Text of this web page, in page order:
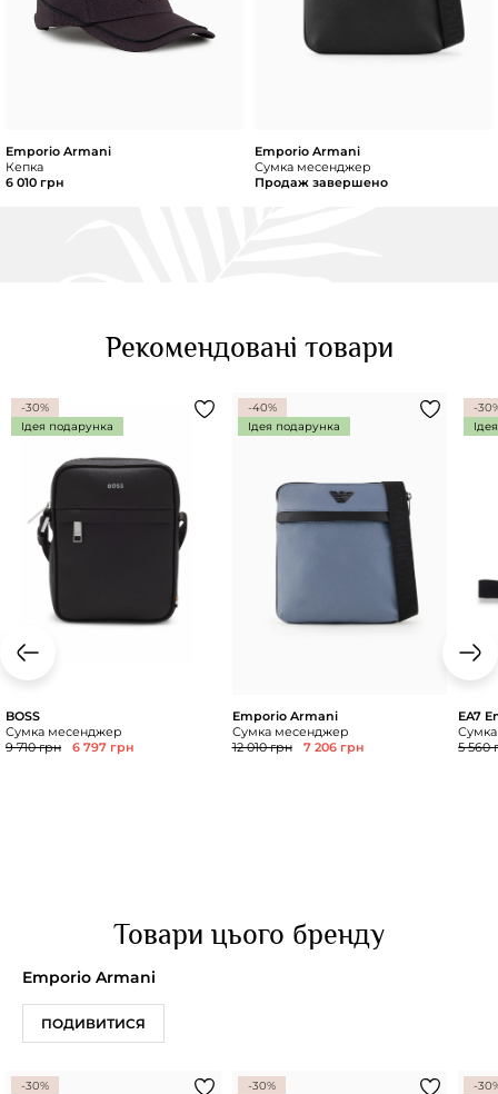
Emporio Armani
Кепка
6 010 грн
Emporio Armani
Сумка месенджер
Продаж завершено
Рекомендовані товари
-30%
Ідея подарунка
BOSS
Сумка месенджер
9 710 грн
6 797 грн
-40%
Ідея подарунка
Emporio Armani
Сумка месенджер
12 010 грн
7 206 грн
-
EA7
5 560
Товари цього бренду
Emporio Armani
ПОДИВИТИСЯ
-30% -30% -